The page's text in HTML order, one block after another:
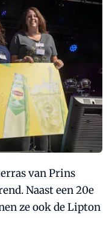
van Prins
Naast een 20e
ze ook de Lipton